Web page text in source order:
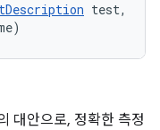
test,
대안으로, 정확한 측정